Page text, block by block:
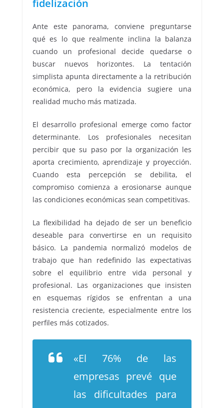
fidelización
Ante este panorama, conviene preguntarse
qué es lo que realmente inclina la balanza
cuando un profesional decide quedarse o
buscar nuevos horizontes. La tentación
simplista apunta directamente a la retribución
económica, pero la evidencia sugiere una
realidad mucho más matizada.
El desarrollo profesional emerge como factor
determinante. Los profesionales necesitan
percibir que su paso por la organización les
aporta crecimiento, aprendizaje y proyección.
Cuando esta percepción se debilita, el
compromiso comienza a erosionarse aunque
las condiciones económicas sean competitivas.
La flexibilidad ha dejado de ser un beneficio
deseable para convertirse en un requisito
básico. La pandemia normalizó modelos de
trabajo que han redefinido las expectativas
sobre el equilibrio entre vida personal y
profesional. Las organizaciones que insisten
en esquemas rígidos se enfrentan a una
resistencia creciente, especialmente entre los
perfiles más cotizados.
«El 76% de las
empresas prevé que
las dificultades para